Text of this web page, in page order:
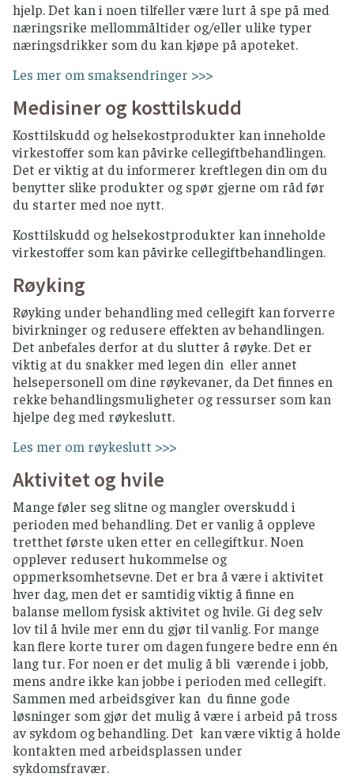
hjelp. Det kan i noen tilfeller være lurt å spe på med
næringsrike mellommåltider og/eller ulike typer
næringsdrikker som du kan kjøpe på apoteket.
Les mer om smaksendringer >>>
Medisiner og kosttilskudd
Kosttilskudd og helsekostprodukter kan inneholde
virkestoffer som kan påvirke cellegiftbehandlingen.
Det er viktig at du informerer kreftlegen din om du
benytter slike produkter og spør gjerne om råd før
du starter med noe nytt.
Kosttilskudd og helsekostprodukter kan inneholde
virkestoffer som kan påvirke cellegiftbehandlingen.
Røyking
Røyking under behandling med cellegift kan forverre
bivirkninger og redusere effekten av behandlingen.
Det anbefales derfor at du slutter å røyke. Det er
viktig at du snakker med legen din eller annet
helsepersonell om dine røykevaner, da Det finnes en
rekke behandlingsmuligheter og ressurser som kan
hjelpe deg med røykeslutt.
Les mer om røykeslutt >>>
Aktivitet og hvile
Mange føler seg slitne og mangler overskudd i
perioden med behandling. Det er vanlig å oppleve
tretthet første uken etter en cellegiftkur. Noen
opplever redusert hukommelse og
oppmerksomhetsevne. Det er bra å være i aktivitet
hver dag, men det er samtidig viktig å finne en
balanse mellom fysisk aktivitet og hvile. Gi deg selv
lov til å hvile mer enn du gjør til vanlig. For mange
kan flere korte turer om dagen fungere bedre enn én
lang tur. For noen er det mulig å bli værende i jobb,
mens andre ikke kan jobbe i perioden med cellegift.
Sammen med arbeidsgiver kan du finne gode
løsninger som gjør det mulig å være i arbeid på tross
av sykdom og behandling. Det kan være viktig å holde
kontakten med arbeidsplassen under
sykdomsfravær.